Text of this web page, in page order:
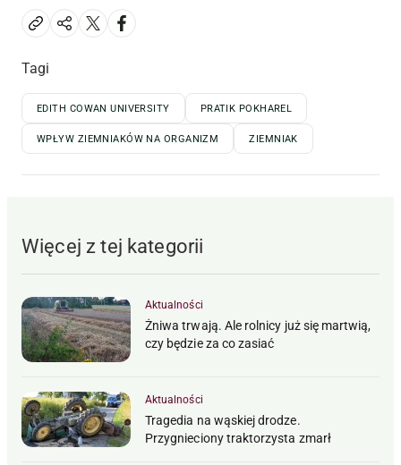
Tagi
EDITH COWAN UNIVERSITY PRATIK POKHAREL
WPŁYW ZIEMNIAKÓW NA ORGANIZM ZIEMNIAK
Więcej z tej kategorii
Aktualności
Żniwa trwają. Ale rolnicy już się martwią,
czy będzie za co zasiać
Aktualności
Tragedia na wąskiej drodze.
Przygnieciony traktorzysta zmarł